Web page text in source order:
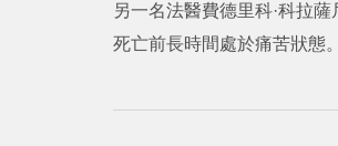
另一名法醫費德里科·科拉
死亡前長時間處於痛苦狀態。